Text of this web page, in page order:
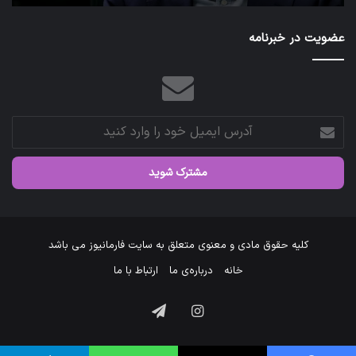
عضویت در خبرنامه
آدرس
ایمیل
خود
وارد
کلیه حقوق مادی و معنوی متعلق به سایت فارمانیوز می باشد
خانه
درباره‌ی ما ارتباط با ما
اینستاگرام